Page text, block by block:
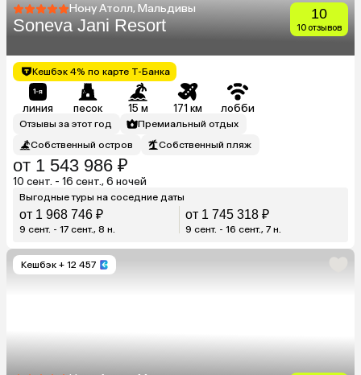
Нону Атолл, Мальдивы
Soneva Jani Resort
10
10 отзывов
Кешбэк 4% по карте Т-Банка
линия песок 15 м 171 км лобби
Отзывы за этот год
Премиальный отдых
Собственный остров
Собственный пляж
от 1 543 986 ₽
10 сент. - 16 сент., 6 ночей
Выгодные туры на соседние даты
от 1 968 746 ₽
9 сент. - 17 сент., 8 н.
от 1 745 318 ₽
9 сент. - 16 сент., 7 н.
Кешбэк + 12 457